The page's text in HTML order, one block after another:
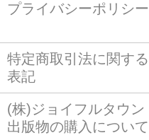
プライバシーポリシー
特定商取引法に関する
表記
(株)ジョイフルタウン
出版物の購入について